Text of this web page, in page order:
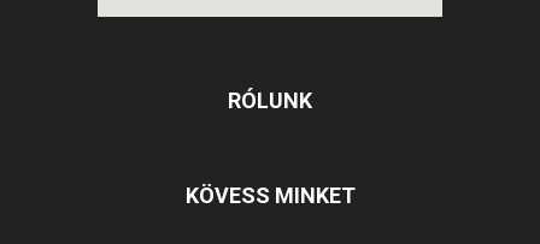
RÓLUNK
KÖVESS MINKET